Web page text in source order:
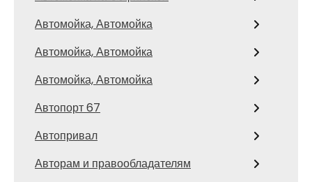
Автомойка, Автомойка
Автомойка, Автомойка
Автомойка, Автомойка
Автопорт 67
Автопривал
Авторам и правообладателям